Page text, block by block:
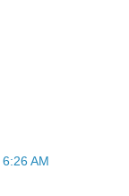
AM